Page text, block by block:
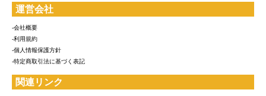
運営会社
-会社概要
-利用規約
-個人情報保護方針
-特定商取引法に基づく表記
関連リンク